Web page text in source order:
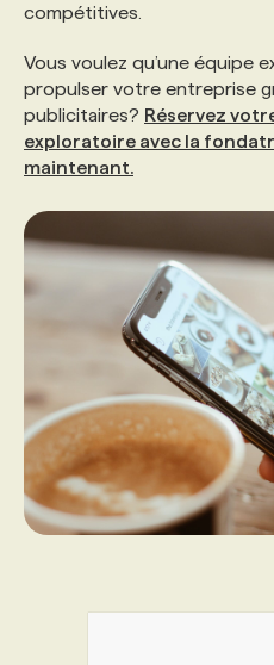
compétitives.
Vous voulez qu’une équipe
propulser votre entreprise
publicitaires? Réservez
exploratoire avec la
maintenant.